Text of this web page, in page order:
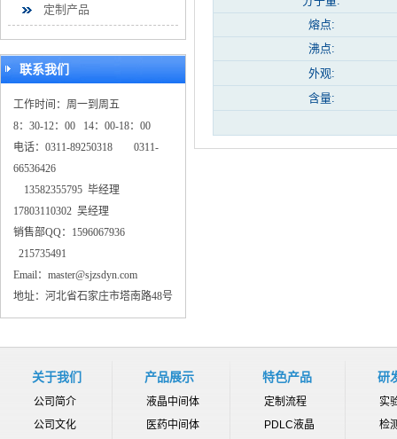
定制产品
联系我们
工作时间：周一到周五
8：30-12：00 14：00-18：00
电话：0311-89250318 0311-
66536426
13582355795 毕经理
17803110302 吴经理
销售部QQ：1596067936
215735491
Email：master@sjzsdyn.com
地址：河北省石家庄市塔南路48号
熔点:
沸点:
外观:
含量:
关于我们
公司简介
公司文化
产品展示
液晶中间体
医药中间体
特色产品
定制流程
PDLC液晶
研
实
检